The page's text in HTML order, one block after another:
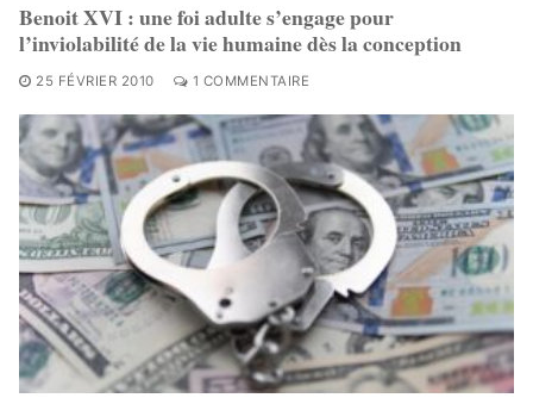
Benoit XVI : une foi adulte s’engage pour
l’inviolabilité de la vie humaine dès la conception
25 FÉVRIER 2010 1 COMMENTAIRE